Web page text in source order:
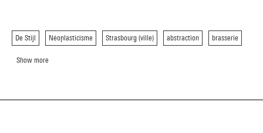
De Stijl Néoplasticisme Strasbourg (ville) abstraction brasserie
Show more